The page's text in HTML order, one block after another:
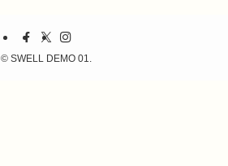
© SWELL DEMO 01.